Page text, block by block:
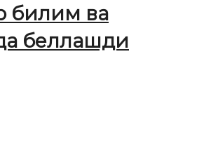
билим ва
беллашди